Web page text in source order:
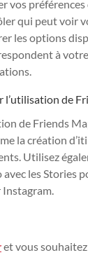
vos
qui peut voir
les options
à
l’utilisation de
de Friends
la création
Utilisez
les Stories
et vous